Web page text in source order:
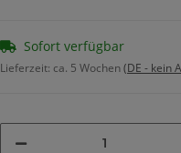
Sofort verfügbar
Lieferzeit: ca. 5 Wochen(DE - kein